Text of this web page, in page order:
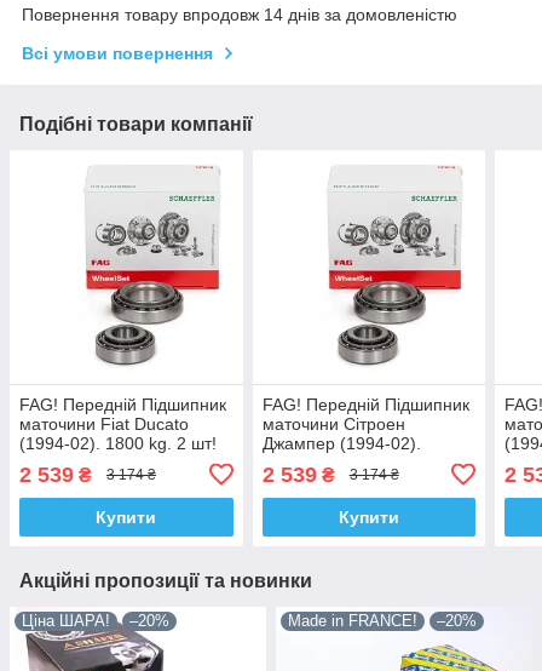
Повернення товару впродовж 14 днів за домовленістю
Всі умови повернення
Подібні товари компанії
FAG! Передній Підшипник
маточини Fiat Ducato
(1994-02). 1800 kg. 2 шт!
713650330. Німеччина!
2 539 ₴ 3 174 ₴
Купити
FAG! Передній Підшипник
маточини Сітроен
Джампер (1994-02).
1800 kg. 2 шт! VKBA3428 ,
R140.94 , 713650330.
Німеччина!
2 539₴ 3 174 ₴
Купити
2
Акційні пропозиції та новинки
Ціна ШАРА! –20% Made in FRANCE! –20%